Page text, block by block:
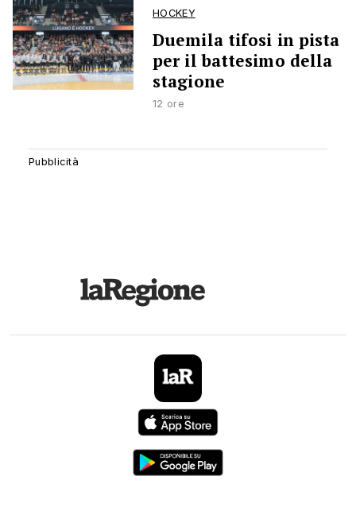
HOCKEY
Duemila tifosi in pista
per il battesimo della
stagione
12 ore